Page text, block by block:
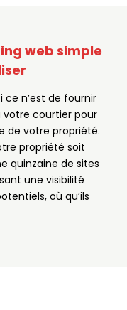
web simple
ce n’est de fournir
courtier pour
de votre propriété.
propriété soit
quinzaine de sites
une visibilité
où qu’ils